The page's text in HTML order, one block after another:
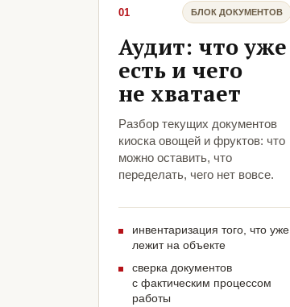
01 БЛОК ДОКУМЕНТОВ
Аудит: что уже
есть и чего
не хватает
Разбор текущих документов
киоска овощей и фруктов: что
можно оставить, что
переделать, чего нет вовсе.
инвентаризация того, что уже
лежит на объекте
сверка документов
с фактическим процессом
работы